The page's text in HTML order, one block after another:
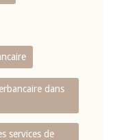
dans
services de